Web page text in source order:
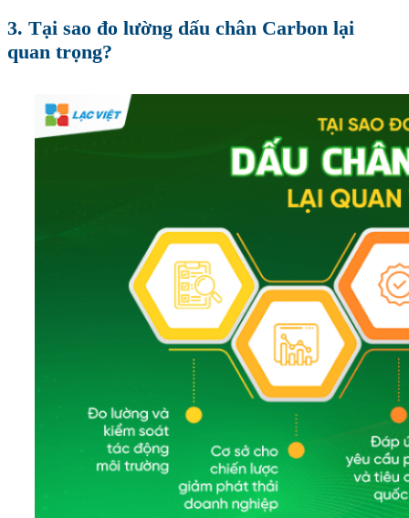
3. Tại sao đo lường dấu chân Carbon lại
quan trọng?